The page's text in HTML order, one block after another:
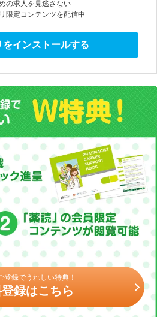
の求人を見逃さない
限定コンテンツを配信中
をインストールする
登録でうれしい特典！
録はこちら